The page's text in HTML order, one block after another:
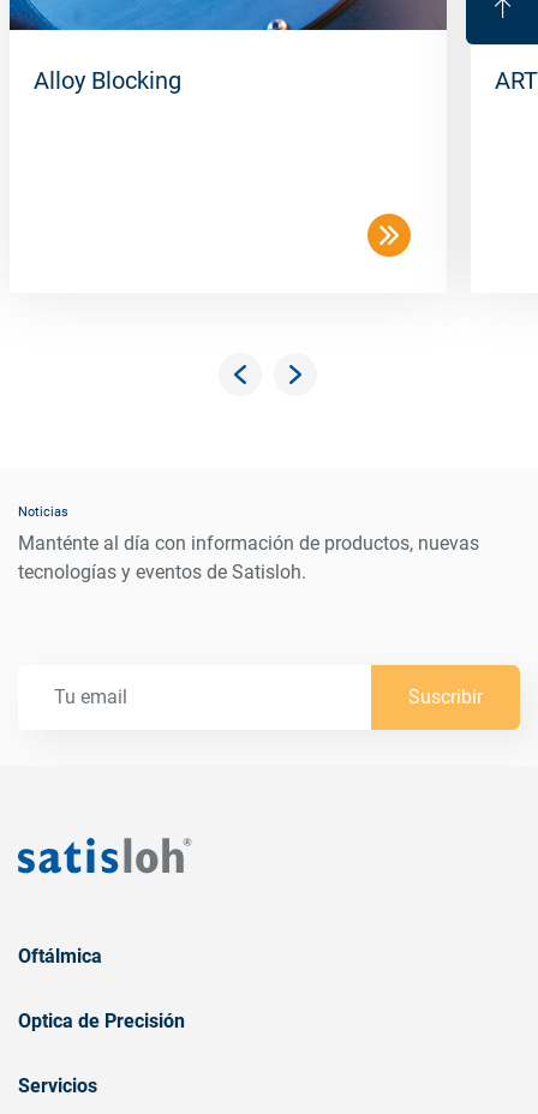
Alloy Blocking
Noticias
Manténte al día con información de productos, nuevas
tecnologías y eventos de Satisloh.
Suscribir
Oftálmica
Optica de Precisión
Servicios